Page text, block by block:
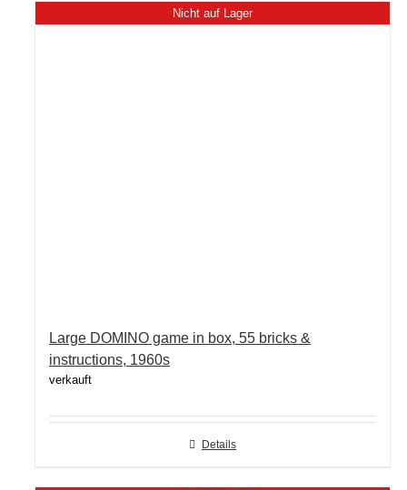
Nicht auf Lager
Large DOMINO game in box, 55 bricks &
instructions, 1960s
verkauft
Details